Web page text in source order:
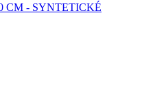
CM - SYNTETICKÉ